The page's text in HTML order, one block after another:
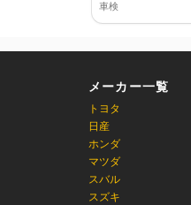
車検
メーカー一覧
トヨタ
日産
ホンダ
マツダ
スバル
スズキ